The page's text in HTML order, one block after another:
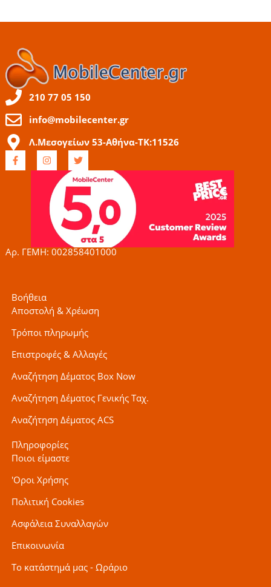
210 77 05 150
info@mobilecenter.gr
Λ.Μεσογείων 53-Αθήνα-ΤΚ:11526
F
a
c
I
n
s
g
r
a
m
T
w
t
t
e
r
Αρ. ΓΕΜΗ: 002858401000
Βοήθεια
Αποστολή & Χρέωση
Τρόποι πληρωμής
Επιστροφές & Αλλαγές
Αναζήτηση Δέματος Box Now
Αναζήτηση Δέματος Γενικής Ταχ.
Αναζήτηση Δέματος ACS
Πληροφορίες
Ποιοι είμαστε
'Οροι Χρήσης
Πολιτική Cookies
Ασφάλεια Συναλλαγών
Επικοινωνία
Το κατάστημά μας - Ωράριο